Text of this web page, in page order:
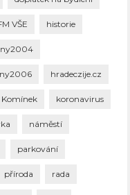
VŠE historie
hradeczije.cz
Komínek koronavirus
náměstí
parkování
příroda rada